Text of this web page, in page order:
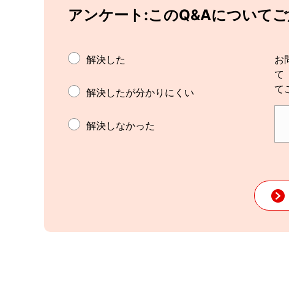
アンケート:このQ&Aについて
解決した
解決したが分かりにくい
解決しなかった
お
て
て